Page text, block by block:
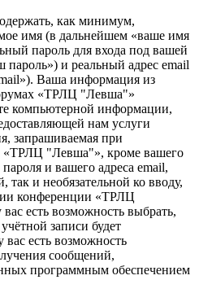
как минимум,
имя (в дальнейшем «ваше имя
пароль для входа под вашей
пароль») и реальный адрес email
Ваша информация из
«ТРЛЦ "Левша"»
компьютерной информации,
нам услуги
запрашиваемая при
«ТРЛЦ "Левша"», кроме вашего
и вашего адреса email,
и необязательной ко вводу,
конференции «ТРЛЦ
есть возможность выбрать,
записи будет
есть возможность
сообщений,
программным обеспечением